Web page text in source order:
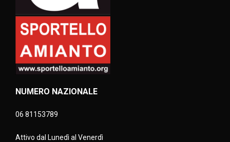
NUMERO NAZIONALE
06 81153789
Attivo dal Lunedì al Venerdì